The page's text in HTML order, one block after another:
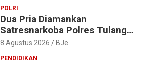
POLRI
Dua Pria Diamankan
Satresnarkoba Polres Tulang
Bawang, Sabu 0,85 Gram dan
8 Agustus 2026 BJe
PENDIDIKAN